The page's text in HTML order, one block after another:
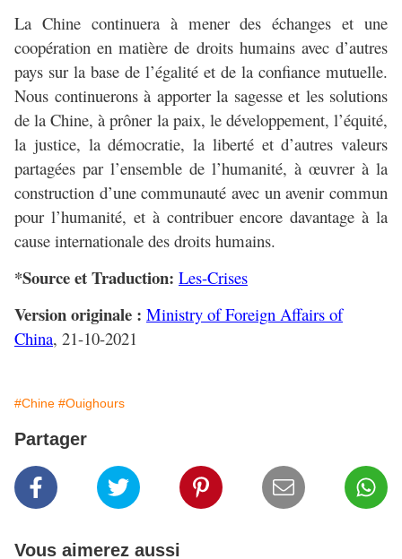
La Chine continuera à mener des échanges et une
coopération en matière de droits humains avec d’autres
pays sur la base de l’égalité et de la confiance mutuelle.
Nous continuerons à apporter la sagesse et les solutions
de la Chine, à prôner la paix, le développement, l’équité,
la justice, la démocratie, la liberté et d’autres valeurs
partagées par l’ensemble de l’humanité, à œuvrer à la
construction d’une communauté avec un avenir commun
pour l’humanité, et à contribuer encore davantage à la
cause internationale des droits humains.
*Source et Traduction: Les-Crises
Version originale : Ministry of Foreign Affairs of
China, 21-10-2021
#Chine #Ouighours
Partager
Vous aimerez aussi